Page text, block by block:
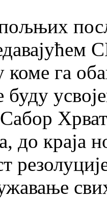
коме га
буду
Сабор
краја